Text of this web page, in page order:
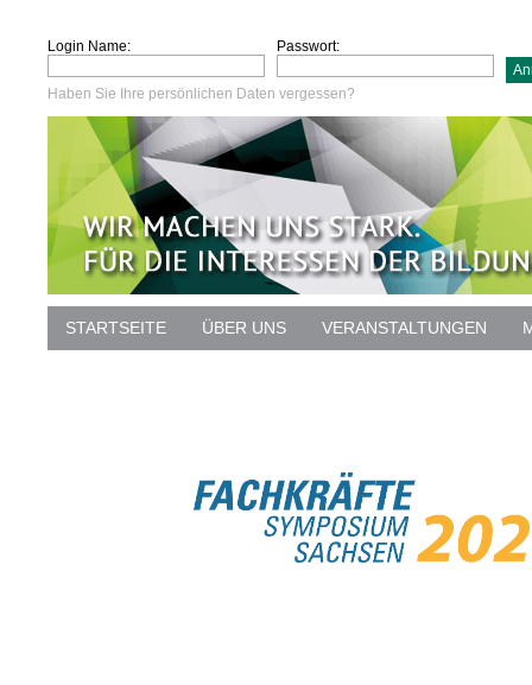
Login Name: Passwort:
Haben Sie Ihre persönlichen Daten vergessen?
STARTSEITE ÜBER UNS VERANSTALTUNGEN